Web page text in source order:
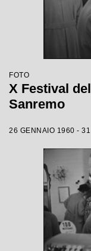
FOTO
X Festival
Sanremo
26 GENNAIO 1960 -